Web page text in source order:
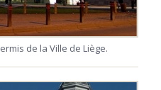
de la Ville de Liège.